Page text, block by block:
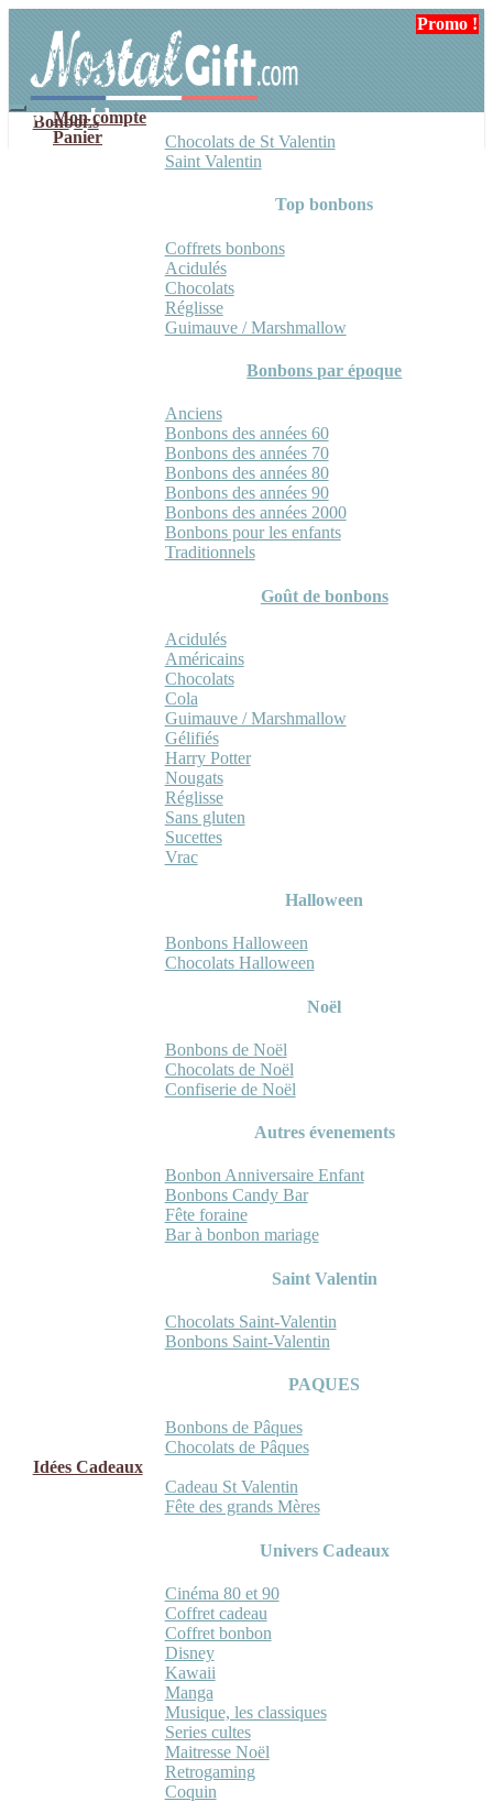
navigation
contenu
Mon compte
Panier
Bonbons
Chocolats de St Valentin
Saint Valentin
Top bonbons
Coffrets bonbons
Acidulés
Chocolats
Réglisse
Guimauve / Marshmallow
Bonbons par époque
Anciens
Bonbons des années 60
Bonbons des années 70
Bonbons des années 80
Bonbons des années 90
Bonbons des années 2000
Bonbons pour les enfants
Traditionnels
Goût de bonbons
Acidulés
Américains
Chocolats
Cola
Guimauve / Marshmallow
Gélifiés
Harry Potter
Nougats
Réglisse
Sans gluten
Sucettes
Vrac
Halloween
Bonbons Halloween
Chocolats Halloween
Noël
Bonbons de Noël
Chocolats de Noël
Confiserie de Noël
Autres évenements
Bonbon Anniversaire Enfant
Bonbons Candy Bar
Fête foraine
Bar à bonbon mariage
Saint Valentin
Chocolats Saint-Valentin
Bonbons Saint-Valentin
PAQUES
Bonbons de Pâques
Chocolats de Pâques
Idées Cadeaux
Cadeau St Valentin
Fête des grands Mères
Univers Cadeaux
Cinéma 80 et 90
Coffret cadeau
Coffret bonbon
Disney
Kawaii
Manga
Musique, les classiques
Series cultes
Maitresse Noël
Retrogaming
Coquin
Promo !
Promo !
Promo !
Promo !